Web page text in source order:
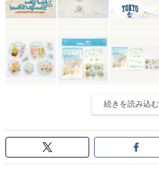
続きを読み込む